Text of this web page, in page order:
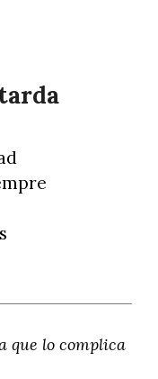
que lo complica